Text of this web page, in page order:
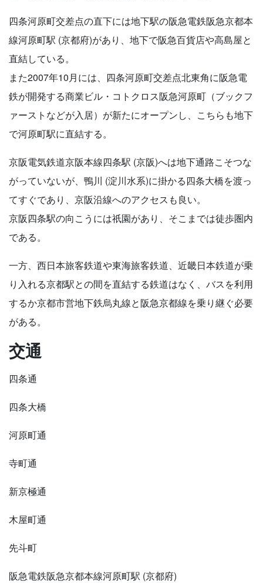
四条河原町交差点の直下には地下駅の阪急電鉄阪急京都本
線河原町駅 (京都府)があり、地下で阪急百貨店や高島屋と
直結している。
また2007年10月には、四条河原町交差点北東角に阪急電
鉄が開発する商業ビル・コトクロス阪急河原町（ブックフ
ァーストなどが入居）が新たにオープンし、こちらも地下
で河原町駅に直結する。
京阪電気鉄道京阪本線四条駅 (京阪)へは地下通路こそつな
がっていないが、鴨川 (淀川水系)に掛かる四条大橋を渡っ
てすぐであり、京阪沿線へのアクセスも良い。
京阪四条駅の向こうには祇園があり、そこまでは徒歩圏内
である。
一方、西日本旅客鉄道や東海旅客鉄道、近畿日本鉄道が乗
り入れる京都駅との間を直結する鉄道はなく、バスを利用
するか京都市営地下鉄烏丸線と阪急京都線を乗り継ぐ必要
がある。
交通
四条通
四条大橋
河原町通
寺町通
新京極通
木屋町通
先斗町
阪急電鉄阪急京都本線河原町駅 (京都府)